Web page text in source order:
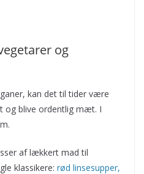
og
kan det til tider være
og blive ordentlig mæt. I
af lækkert mad til
klassikere: rød linsesupper,